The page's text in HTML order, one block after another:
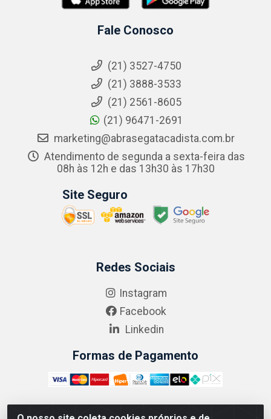
Fale Conosco
(21) 3527-4750
(21) 3888-3533
(21) 2561-8605
(21) 96471-2691
marketing@abrasegatacadista.com.br
Atendimento de segunda a sexta-feira das
08h às 12h e das 13h30 às 17h30
Site Seguro
Redes Sociais
Instagram
Facebook
Linkedin
Formas de Pagamento